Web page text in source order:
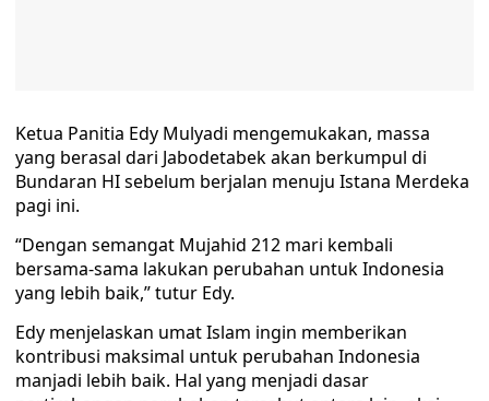
Ketua Panitia Edy Mulyadi mengemukakan, massa
yang berasal dari Jabodetabek akan berkumpul di
Bundaran HI sebelum berjalan menuju Istana Merdeka
pagi ini.
“Dengan semangat Mujahid 212 mari kembali
bersama-sama lakukan perubahan untuk Indonesia
yang lebih baik,” tutur Edy.
Edy menjelaskan umat Islam ingin memberikan
kontribusi maksimal untuk perubahan Indonesia
manjadi lebih baik. Hal yang menjadi dasar